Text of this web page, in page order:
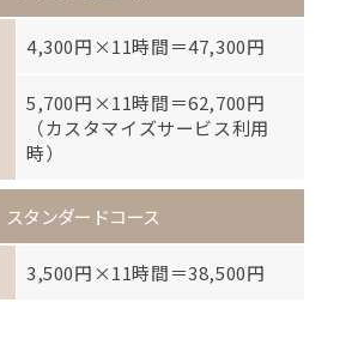
4,300円×11時間＝47,300円
5,700円×11時間＝62,700円
（カスタマイズサービス利用
時）
スタンダードコース
3,500円×11時間＝38,500円